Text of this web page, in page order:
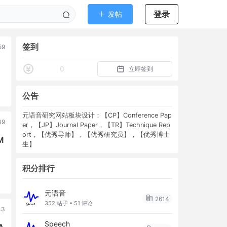
发帖 登录
签到
0 立即签到
公告
元语音研究网站板块设计：【CP】Conference Pap
er，【JP】Journal Paper，【TR】Technique Rep
ort，【优秀导师】，【优秀研究员】，【优秀博士
生】
积分排行
元语音
352 帖子 • 51 评论
2614
Speech